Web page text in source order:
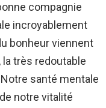
compagnie
incroyablement
bonheur viennent
très redoutable
santé mentale
notre vitalité